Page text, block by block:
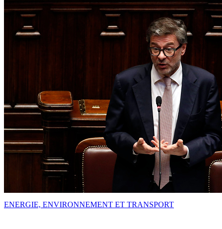
ENERGIE, ENVIRONNEMENT ET TRANSPORT